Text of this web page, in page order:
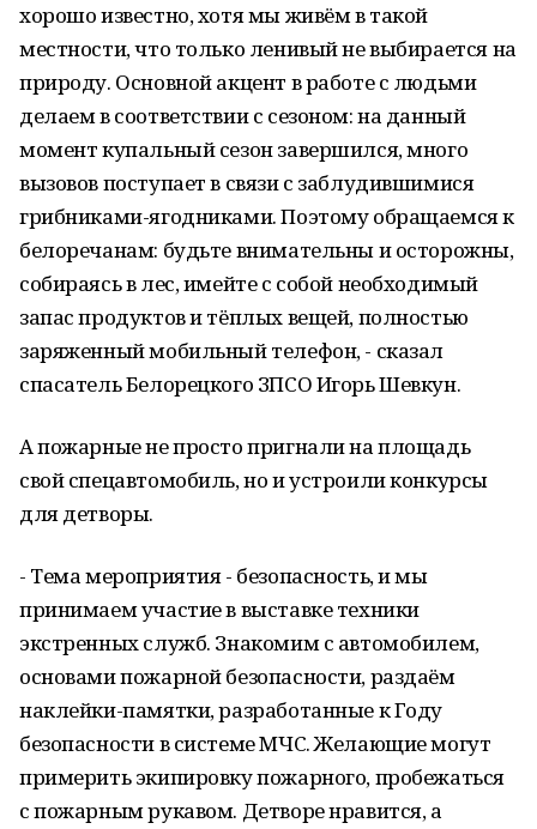
хорошо известно, хотя мы живём в такой
местности, что только ленивый не выбирается на
природу. Основной акцент в работе с людьми
делаем в соответствии с сезоном: на данный
момент купальный сезон завершился, много
вызовов поступает в связи с заблудившимися
грибниками-ягодниками. Поэтому обращаемся к
белоречанам: будьте внимательны и осторожны,
собираясь в лес, имейте с собой необходимый
запас продуктов и тёплых вещей, полностью
заряженный мобильный телефон, - сказал
спасатель Белорецкого ЗПСО Игорь Шевкун.
А пожарные не просто пригнали на площадь
свой спецавтомобиль, но и устроили конкурсы
для детворы.
- Тема мероприятия - безопасность, и мы
принимаем участие в выставке техники
экстренных служб. Знакомим с автомобилем,
основами пожарной безопасности, раздаём
наклейки-памятки, разработанные к Году
безопасности в системе МЧС. Желающие могут
примерить экипировку пожарного, пробежаться
с пожарным рукавом. Детворе нравится, а